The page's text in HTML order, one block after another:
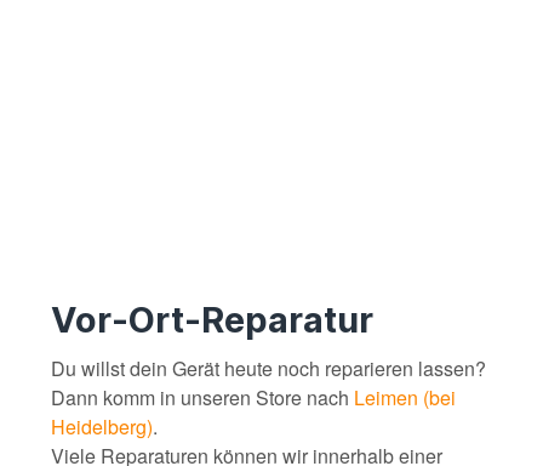
Vor-Ort-Reparatur
Du willst dein Gerät heute noch reparieren lassen?
Dann komm in unseren Store nach Leimen (bei
Heidelberg).
Viele Reparaturen können wir innerhalb einer